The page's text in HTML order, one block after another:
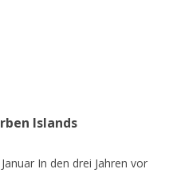
Islands
In den drei Jahren vor